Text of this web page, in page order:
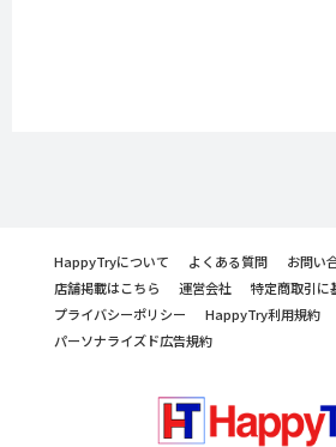
HappyTryについて よくある質問
お問い
店舗掲載はこちら
運営会社
特定商取引に
プライバシーポリシー
HappyTry利用規約
パーソナライズド広告規約